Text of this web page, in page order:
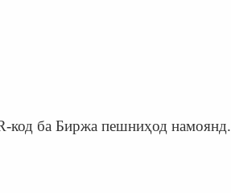
код ба Биржа пешниҳод намоянд.